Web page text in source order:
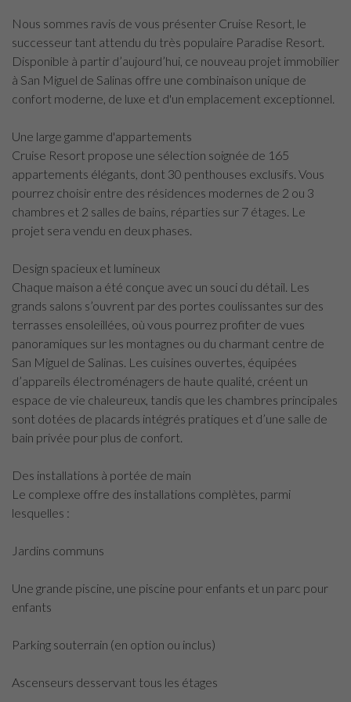
Nous sommes ravis de vous présenter Cruise Resort, le
successeur tant attendu du très populaire Paradise Resort.
Disponible à partir d’aujourd’hui, ce nouveau projet immobilier
à San Miguel de Salinas offre une combinaison unique de
confort moderne, de luxe et d'un emplacement exceptionnel.
Une large gamme d'appartements
Cruise Resort propose une sélection soignée de 165
appartements élégants, dont 30 penthouses exclusifs. Vous
pourrez choisir entre des résidences modernes de 2 ou 3
chambres et 2 salles de bains, réparties sur 7 étages. Le
projet sera vendu en deux phases.
Design spacieux et lumineux
Chaque maison a été conçue avec un souci du détail. Les
grands salons s’ouvrent par des portes coulissantes sur des
terrasses ensoleillées, où vous pourrez profiter de vues
panoramiques sur les montagnes ou du charmant centre de
San Miguel de Salinas. Les cuisines ouvertes, équipées
d’appareils électroménagers de haute qualité, créent un
espace de vie chaleureux, tandis que les chambres principales
sont dotées de placards intégrés pratiques et d’une salle de
bain privée pour plus de confort.
Des installations à portée de main
Le complexe offre des installations complètes, parmi
lesquelles :
Jardins communs
Une grande piscine, une piscine pour enfants et un parc pour
enfants
Parking souterrain (en option ou inclus)
Ascenseurs desservant tous les étages